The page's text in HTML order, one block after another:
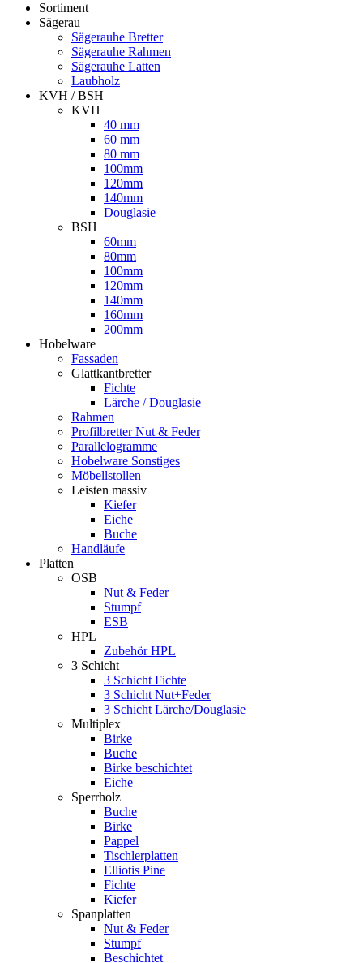
Sortiment
Sägerau
Sägerauhe Bretter
Sägerauhe Rahmen
Sägerauhe Latten
Laubholz
KVH / BSH
KVH
40 mm
60 mm
80 mm
100mm
120mm
140mm
Douglasie
BSH
60mm
80mm
100mm
120mm
140mm
160mm
200mm
Hobelware
Fassaden
Glattkantbretter
Fichte
Lärche / Douglasie
Rahmen
Profilbretter Nut & Feder
Parallelogramme
Hobelware Sonstiges
Möbellstollen
Leisten massiv
Kiefer
Eiche
Buche
Handläufe
Platten
OSB
Nut & Feder
Stumpf
ESB
HPL
Zubehör HPL
3 Schicht
3 Schicht Fichte
3 Schicht Nut+Feder
3 Schicht Lärche/Douglasie
Multiplex
Birke
Buche
Birke beschichtet
Eiche
Sperrholz
Buche
Birke
Pappel
Tischlerplatten
Elliotis Pine
Fichte
Kiefer
Spanplatten
Nut & Feder
Stumpf
Beschichtet